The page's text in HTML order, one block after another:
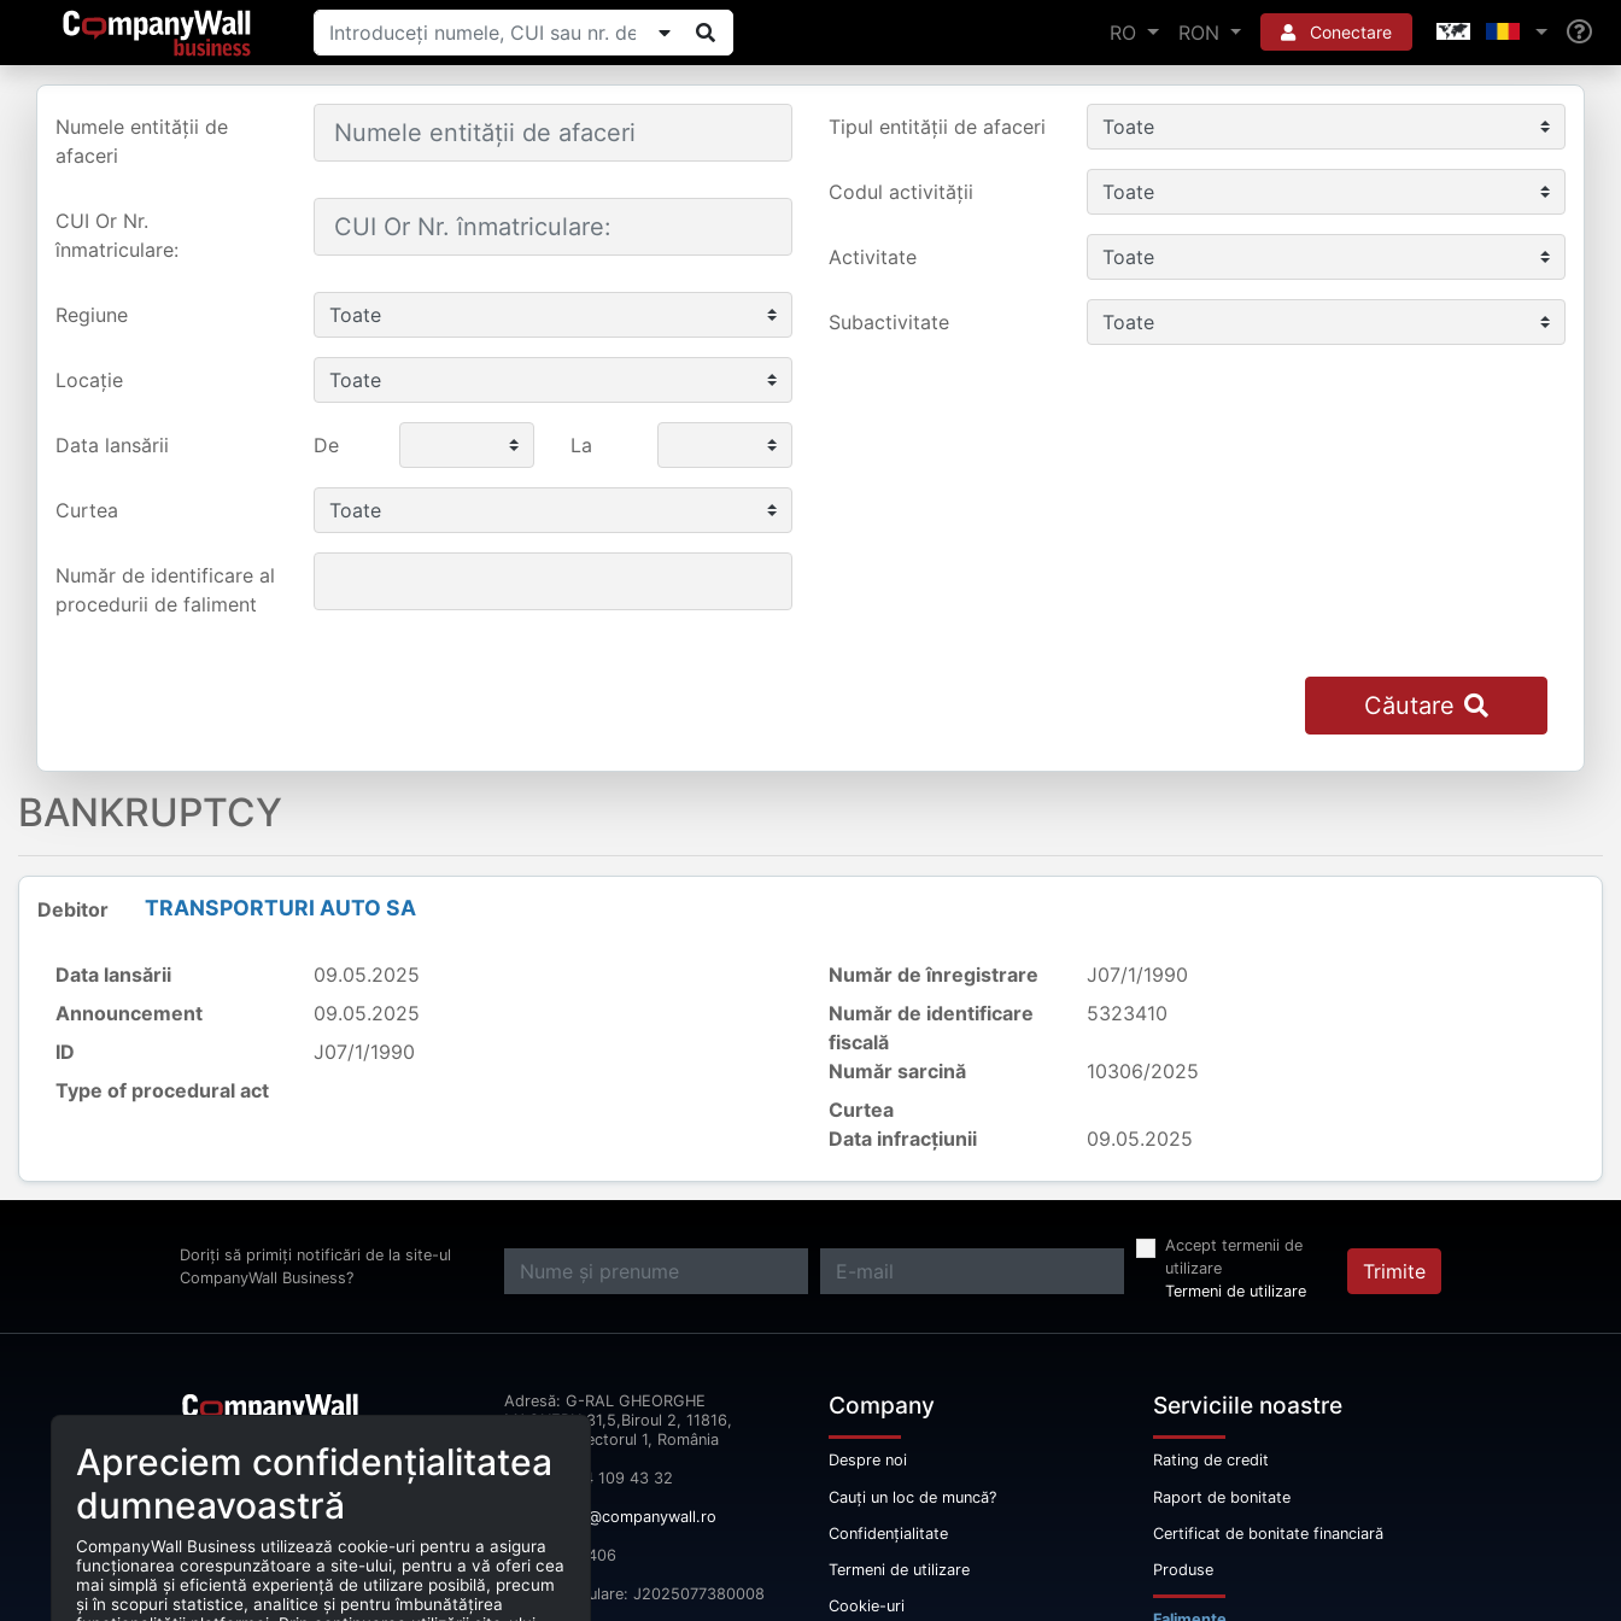
RO RON Conectare
Numele entității de
afaceri
CUI Or Nr.
înmatriculare:
Regiune
Locație
Tipul entității de afaceri
Codul activității
Activitate
Subactivitate
Data lansării De La
Curtea
Număr de identificare al
procedurii de faliment
Căutare
BANKRUPTCY
Debitor TRANSPORTURI AUTO SA
Data lansării
09.05.2025
Announcement
09.05.2025
ID
J07/1/1990
Type of procedural act
Număr de înregistrare
J07/1/1990
Număr de identificare
fiscală
5323410
Număr sarcină
10306/2025
Curtea
Data infracțiunii
09.05.2025
Doriți să primiți notificări de la site-ul
CompanyWall Business?
Accept termenii de
utilizare
Termeni de utilizare
Trimite
CompanyWall Business ajută entitățile
de afaceri încă din anul 2025 să își
îmbunătățească activitatea prin
identificarea și conectarea cu clienții
potriviți.
CompanyWall Business © 2026
Adresă: G-RAL GHEORGHE
MAGHERU,31,5,Biroul 2, 11816,
Bucureşti Sectorul 1, România
Telefon: 074 109 43 32
info@companywall.ro
CUI: 52665406
Nr. înmatriculare: J2025077380008
Company
Despre noi
Cauți un loc de muncă?
Confidențialitate
Termeni de utilizare
Cookie-uri
Serviciile noastre
Rating de credit
Raport de bonitate
Certificat de bonitate financiară
Produse
Apreciem confidențialitatea
dumneavoastră
CompanyWall Business utilizează cookie-uri pentru a asigura
funcționarea corespunzătoare a site-ului, pentru a vă oferi cea
mai simplă și eficientă experiență de utilizare posibilă, precum
și în scopuri statistice, analitice și pentru îmbunătățirea